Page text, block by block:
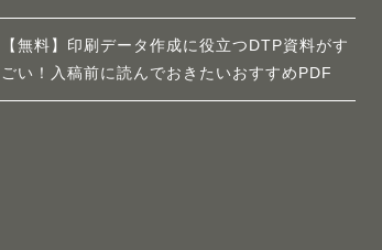
【無料】印刷データ作成に役立つDTP資料がす
ごい！入稿前に読んでおきたいおすすめPDF